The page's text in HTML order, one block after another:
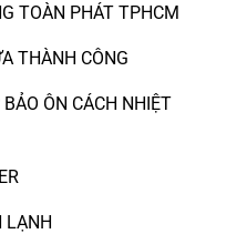
TOÀN PHÁT TPHCM
THÀNH CÔNG
ÔN CÁCH NHIỆT
LẠNH